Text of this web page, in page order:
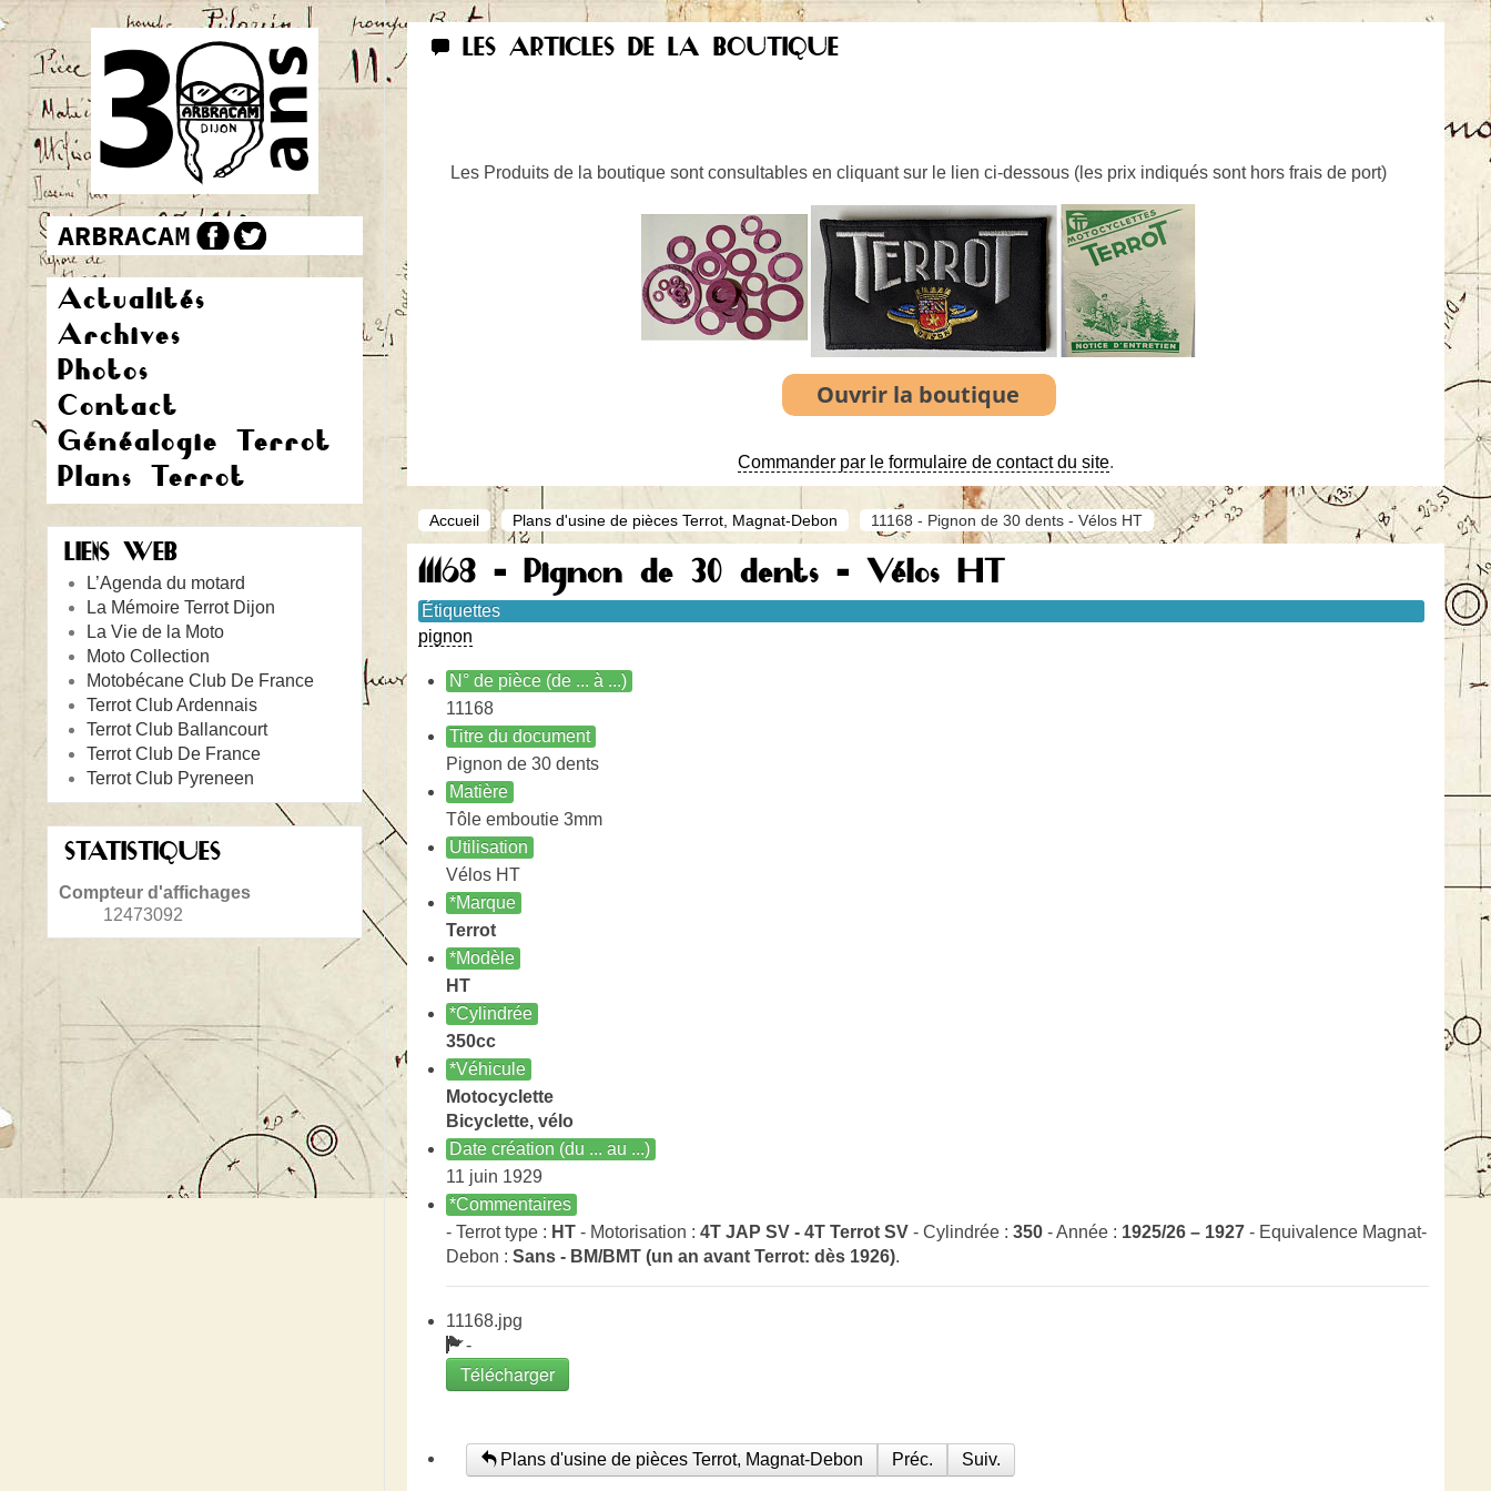
Actualités
Archives
Photos
Contact
Généalogie Terrot
Plans Terrot
LIENS WEB
L’Agenda du motard
La Mémoire Terrot Dijon
La Vie de la Moto
Moto Collection
Motobécane Club De France
Terrot Club Ardennais
Terrot Club Ballancourt
Terrot Club De France
Terrot Club Pyreneen
STATISTIQUES
Compteur d'affichages
12473092
LES ARTICLES DE LA BOUTIQUE
Les Produits de la boutique sont consultables en cliquant sur le lien ci-dessous ( les prix indiqués sont hors frais de port)
Commander par le formulaire de contact du site.
Accueil Plans d'usine de pièces Terrot, Magnat-Debon 11168 - Pignon de 30 dents - Vélos HT
11168 - Pignon de 30 dents - Vélos HT
Étiquettes
pignon
N° de pièce (de ... à ...)
11168
Titre du document
Pignon de 30 dents
Matière
Tôle emboutie 3mm
Utilisation
Vélos HT
*Marque
Terrot
*Modèle
HT
*Cylindrée
350cc
*Véhicule
Motocyclette
Bicyclette, vélo
Date création (du ... au ...)
11 juin 1929
*Commentaires
- Terrot type : HT - Motorisation : 4T JAP SV - 4T Terrot SV - Cylindrée : 350 - Année : 1925/26 – 1927 - Equivalence Magnat-
Debon : Sans - BM/BMT (un an avant Terrot: dès 1926).
11168.jpg
-
Télécharger
Plans d'usine de pièces Terrot, Magnat-Debon Préc. Suiv.